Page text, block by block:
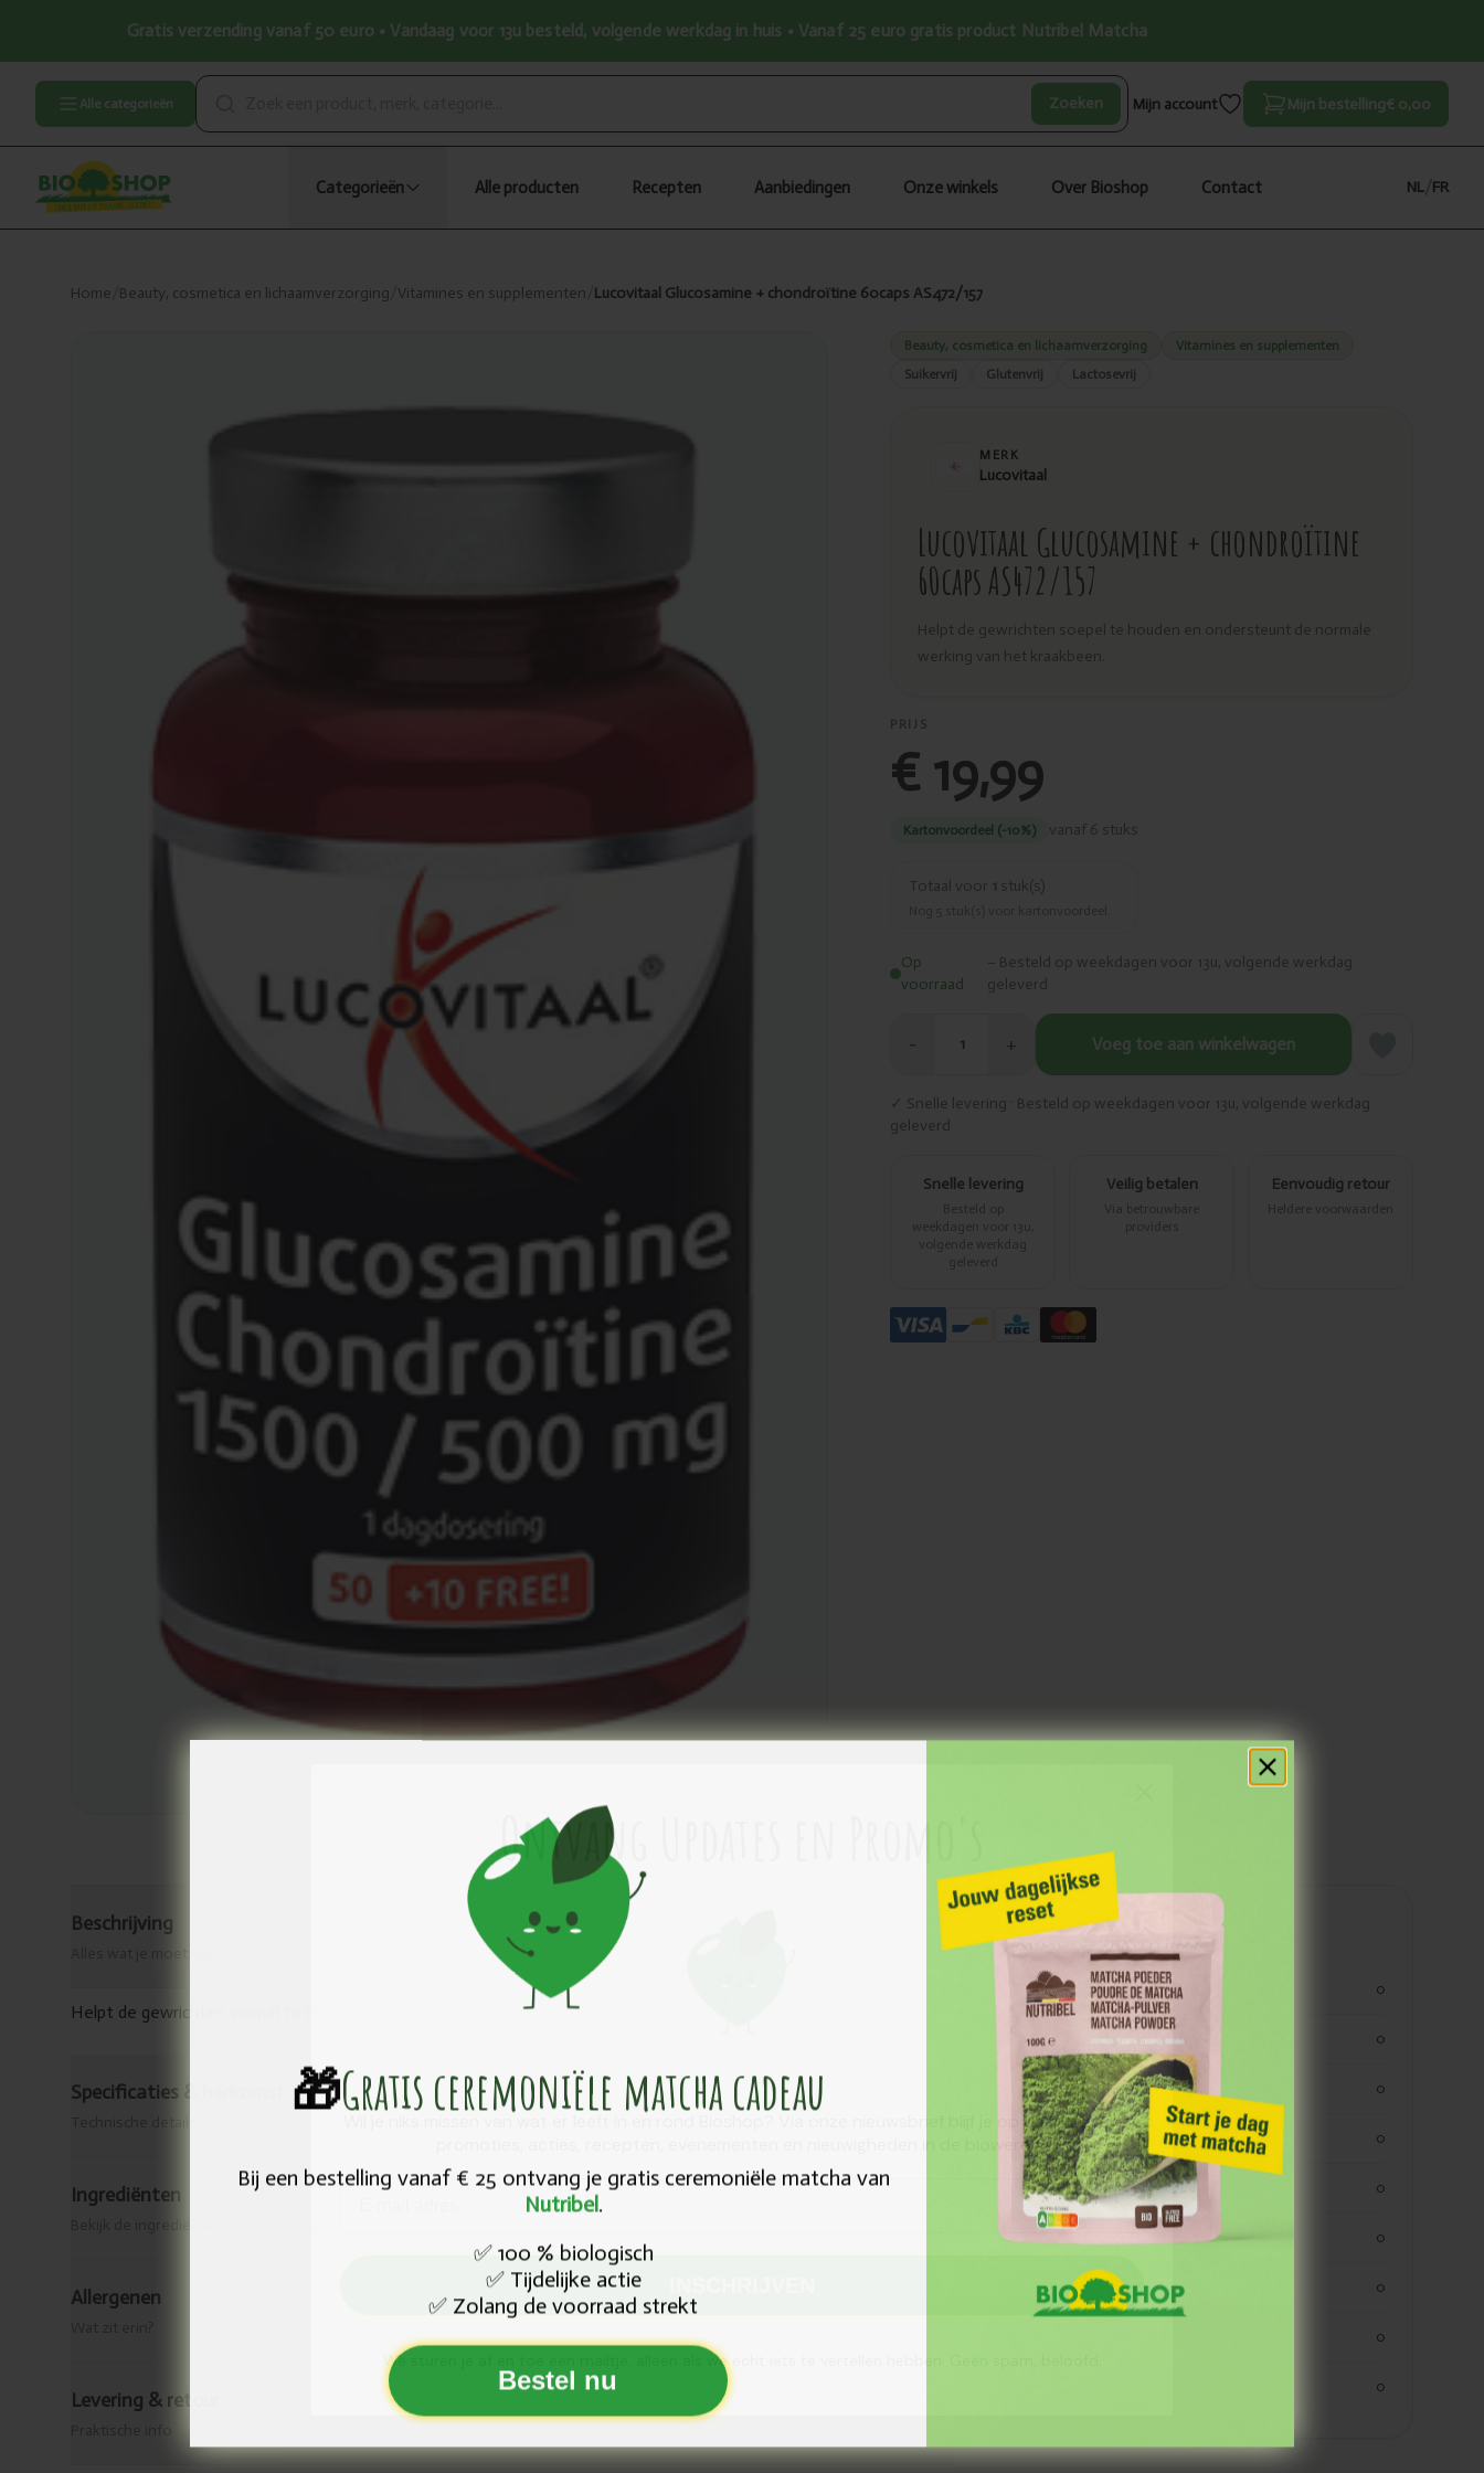
Gratis verzending vanaf 50 euro • Vandaag voor 13u besteld, volgende werkdag in huis • Vanaf 25 euro gratis product Nutribel Matcha
Alle categorieën Zoeken Mijn account Mijn bestelling€ 0,00
Categorieën Alle producten Recepten Aanbiedingen Onze winkels Over Bioshop Contact NL FR
Home Beauty, cosmetica en lichaamverzorging Vitamines en supplementen Lucovitaal Glucosamine + chondroïtine 60caps AS472/157
Beauty, cosmetica en lichaamverzorging
Vitamines en supplementen
Suikervrij
Glutenvrij Lactosevrij
MERK
Lucovitaal
Lucovitaal Glucosamine + chondroïtine
60caps AS472/157
Helpt de gewrichten soepel te houden en ondersteunt de normale
werking van het kraakbeen.
PRIJS
€ 19,99
Kartonvoordeel (-10%) vanaf 6 stuks
Totaal voor 1 stuk(s)
Op
voorraad
– Besteld op weekdagen voor 13u, volgende werkdag
geleverd
− 1 + Voeg toe aan winkelwagen
✓ Snelle levering · Besteld op weekdagen voor 13u, volgende werkdag
geleverd
Snelle levering
Besteld op
weekdagen voor 13u,
volgende werkdag
geleverd
Veilig betalen
Via betrouwbare
providers
Eenvoudig retour
Heldere voorwaarden
Beschrijving
Helpt de gewrichten soepel te houden en ondersteunt de normale werking van het kraakbeen.
Specificaties & herkomst
Ingrediënten
Allergenen
Levering & retour
Voedingswaarden
kjoule 0
kcal 0
vetten 0
verzadigde vetten 0
koolhydraten 0
koolhydraaten suiker 0
vezels 0
0
0
Ontvang Updates en Promo's
Wil je niks missen van wat er leeft in en rond Bioshop? Via onze nieuwsbrief blijf je op de hoogte van
promoties, acties, recepten, evenementen en nieuwigheden in de biowereld.
Email
We sturen je af en toe een mailtje, alleen als we echt iets te vertellen hebben. Geen spam, beloofd.
🎁Gratis ceremoniële ​matcha cadeau
Bij een bestelling vanaf € 25 ontvang je gratis ceremoniële matcha van
Nutribel.
✅100 % biologisch
✅Tijdelijke actie
✅ Zolang de voorraad strekt
Bestel nu